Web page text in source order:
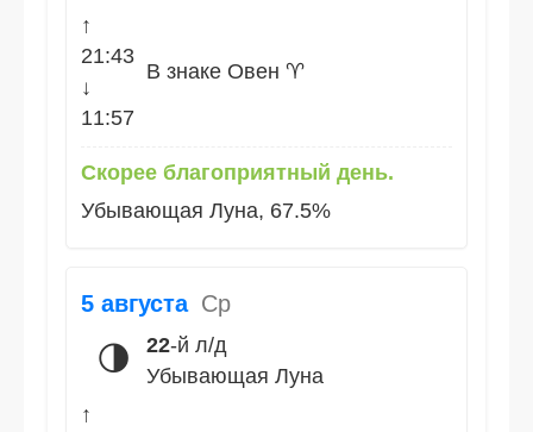
↑
21:43
↓
11:57
В знаке Овен ♈
Скорее благоприятный день.
Убывающая Луна, 67.5%
5 августа Ср
🌗 22-й л/д
Убывающая Луна
↑